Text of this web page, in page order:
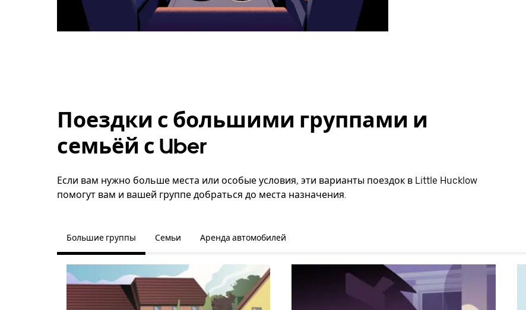
Поездки с большими группами и
семьёй с Uber
Если вам нужно больше места или особые условия, эти варианты поездок в Little Hucklow
помогут вам и вашей группе добраться до места назначения.
Большие группы Семьи Аренда автомобилей